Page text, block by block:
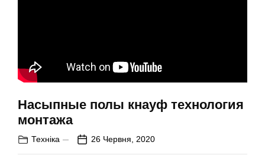
Насыпные полы кнауф технология
монтажа
Техніка 26 Червня, 2020